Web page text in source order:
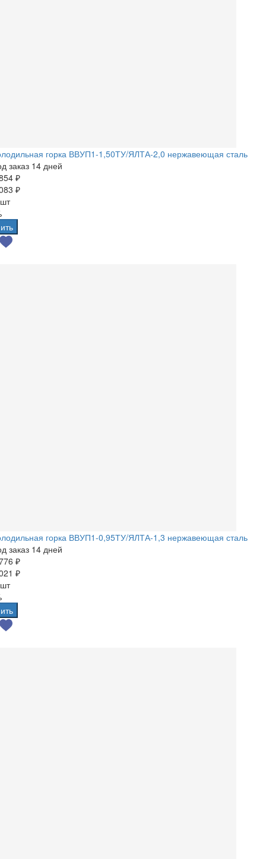
горка ВВУП1-1,50ТУ/ЯЛТА-2,0 нержавеющая сталь
заказ 14 дней
₽
₽
горка ВВУП1-0,95ТУ/ЯЛТА-1,3 нержавеющая сталь
заказ 14 дней
₽
₽